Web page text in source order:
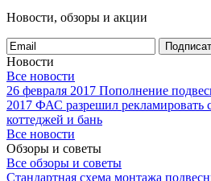
Новости, обзоры и акции
Новости
Все новости
26 февраля 2017 Пополнение
2017 ФАС разрешил рекламировать
коттеджей и бань
Все новости
Обзоры и советы
Все обзоры и советы
Стандартная схема монтажа